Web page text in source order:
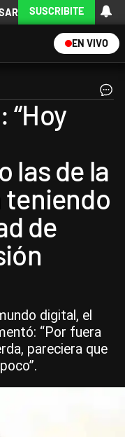
SUSCRIBITE
EN VIVO
“Hoy
las de la
teniendo
de
digital, el
“Por fuera
pareciera que